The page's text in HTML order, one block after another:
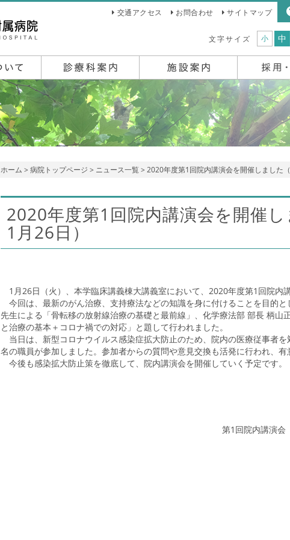
交通アクセス お問合わせ サイトマップ
文字サイズ 小 中
ホーム > 病院トップページ > ニュース一覧> 2020年度第1回院内講演会を開催しました
2020年度第1回院内講演会を開催
1月26日）
1月26日（火）、本学臨床講義棟大講義室において、2020年度第1回院内
今回は、最新のがん治療、支持療法などの知識を身に付けることを目的
先生による「骨転移の放射線治療の基礎と最前線」、化学療法部 部長 柄山
と治療の基本＋コロナ禍での対応」と題して行われました。
当日は、新型コロナウイルス感染症拡大防止のため、院内の医療従事者
名の職員が参加しました。参加者からの質問や意見交換も活発に行われ、有
今後も感染拡大防止策を徹底して、院内講演会を開催していく予定です。
第1回院内講演会